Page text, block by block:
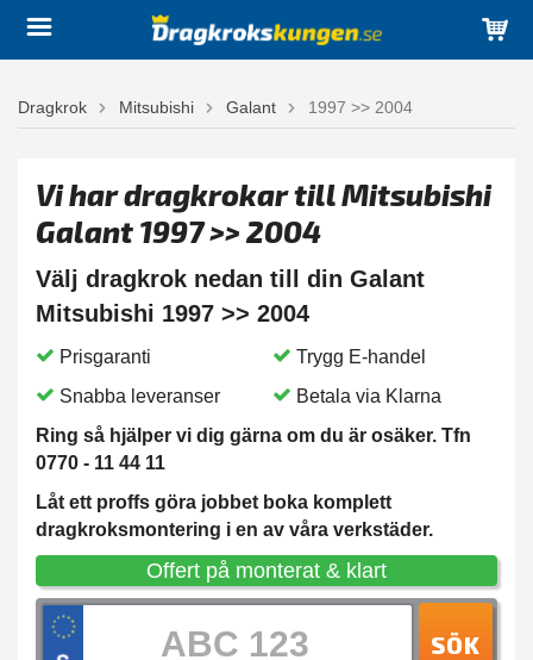
Dragkrok Mitsubishi Galant 1997 >> 2004
Vi har dragkrokar till Mitsubishi
Galant 1997 >> 2004
Välj dragkrok nedan till din Galant
Mitsubishi 1997 >> 2004
Prisgaranti
Trygg E-handel
Snabba leveranser
Betala via Klarna
Ring så hjälper vi dig gärna om du är osäker. Tfn
0770 - 11 44 11
Låt ett proffs göra jobbet boka komplett
dragkroksmontering i en av våra verkstäder.
Offert på monterat & klart
SÖK